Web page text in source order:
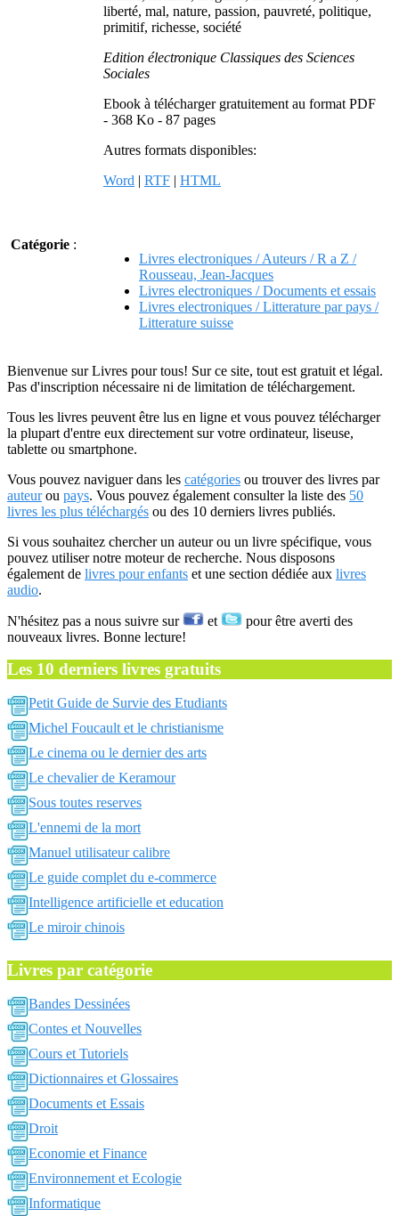
liberté, mal, nature, passion, pauvreté, politique,
primitif, richesse, société
Edition électronique Classiques des Sciences
Sociales
Ebook à télécharger gratuitement au format PDF
- 368 Ko - 87 pages
Autres formats disponibles:
Word | RTF | HTML
Catégorie :
Livres electroniques / Auteurs / R a Z /
Rousseau, Jean-Jacques
Livres electroniques / Documents et essais
Livres electroniques / Litterature par pays /
Litterature suisse
Bienvenue sur Livres pour tous! Sur ce site, tout est gratuit et légal.
Pas d'inscription nécessaire ni de limitation de téléchargement.
Tous les livres peuvent être lus en ligne et vous pouvez télécharger
la plupart d'entre eux directement sur votre ordinateur, liseuse,
tablette ou smartphone.
Vous pouvez naviguer dans les catégories ou trouver des livres par
auteurou pays. Vous pouvez également consulter la liste des 50
livres les plus téléchargés ou des 10 derniers livres publiés.
Si vous souhaitez chercher un auteur ou un livre spécifique, vous
pouvez utiliser notre moteur de recherche. Nous disposons
également de livres pour enfants et une section dédiée aux livres
audio.
N'hésitez pas a nous suivre sur et
pour être averti des
nouveaux livres. Bonne lecture!
Les 10 derniers livres gratuits
Petit Guide de Survie des Etudiants
Michel Foucault et le christianisme
Le cinema ou le dernier des arts
Le chevalier de Keramour
Sous toutes reserves
L'ennemi de la mort
Manuel utilisateur calibre
Le guide complet du e-commerce
Intelligence artificielle et education
Le miroir chinois
Livres par catégorie
Bandes Dessinées
Contes et Nouvelles
Cours et Tutoriels
Dictionnaires et Glossaires
Documents et Essais
Droit
Economie et Finance
Environnement et Ecologie
Informatique